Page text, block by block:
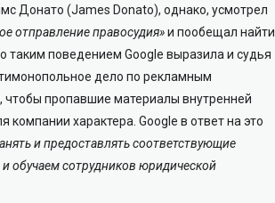
Донато (James Donato), однако, усмотрел
отправление правосудия»и пообещал найти
таким поведением Google выразила и судья
дело по рекламным
пропавшие материалы внутренней
характера. Google в ответ на это
и предоставлять соответствующие
обучаем сотрудников юридической